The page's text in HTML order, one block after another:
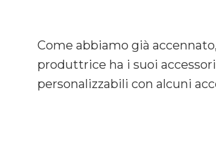
Come abbiamo già
produttrice ha i suoi
personalizzabili con alcuni